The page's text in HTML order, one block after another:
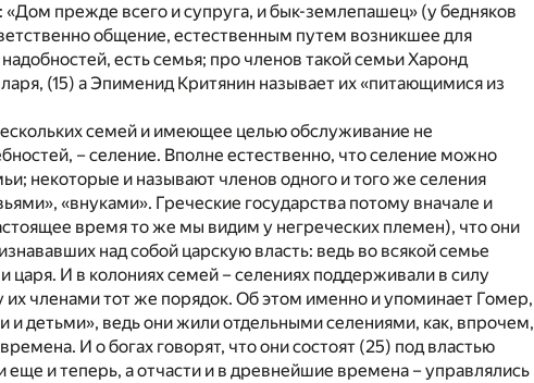
«Дом прежде всего и супруга, и бык-землепашец» (у бедняков
общение, естественным путем возникшее для
есть семья; про членов такой семьи Харонд
ларя, (15) а Эпименид Критянин называет их «питающимися из
семей и имеющее целью обслуживание не
– селение. Вполне естественно, что селение можно
некоторые и называют членов одного и того же селения
«внуками». Греческие государства потому вначале и
время то же мы видим у негреческих племен), что они
над собой царскую власть: ведь во всякой семье
И в колониях семей – селениях поддерживали в силу
членами тот же порядок. Об этом именно и упоминает Гомер,
и детьми», ведь они жили отдельными селениями, как, впрочем,
И о богах говорят, что они состоят (25) под властью
еще и теперь, а отчасти и в древнейшие времена – управлялись